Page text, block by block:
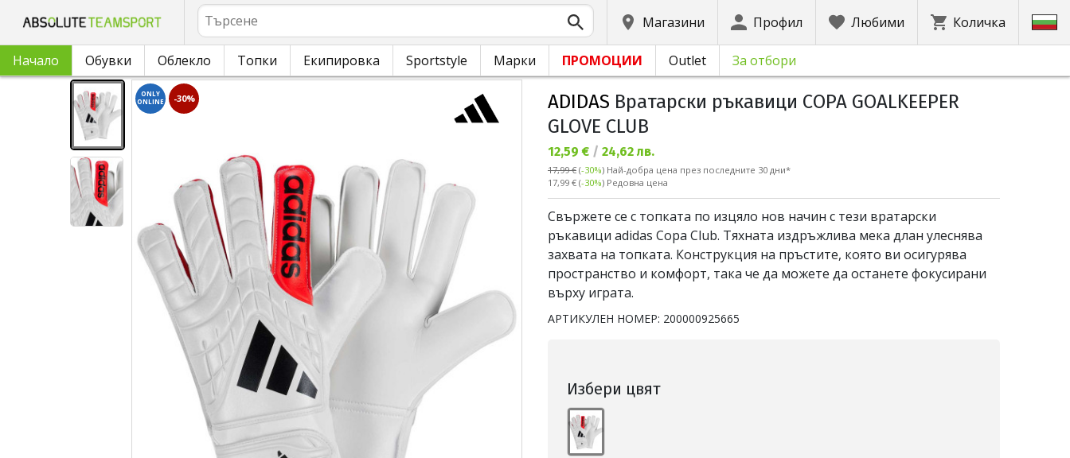
Търсене
Магазини Профил Любими Количка
Начало Обувки Облекло Топки Екипировка Sportstyle Марки ПРОМОЦИИ Outlet За отбори
ONLY
ONLINE
-30% ADIDAS Вратарски ръкавици COPA GOALKEEPER
GLOVE CLUB
Текуща цена:
12,59 € / 24,62 лв.
17,99 € (-30%) Най-добра цена през последните 30 дни*
Редовна цена:
17,99 € (-30%) Редовна цена
Свържете се с топката по изцяло нов начин с тези вратарски
ръкавици adidas Copa Club. Тяхната издръжлива мека длан улеснява
захвата на топката. Конструкция на пръстите, която ви осигурява
пространство и комфорт, така че да можете да останете фокусирани
върху играта.
АРТИКУЛЕН НОМЕР: 200000925665
Избери цвят